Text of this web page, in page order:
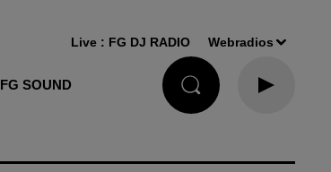
FG SOUND
Live : FG DJ RADIO Webradios